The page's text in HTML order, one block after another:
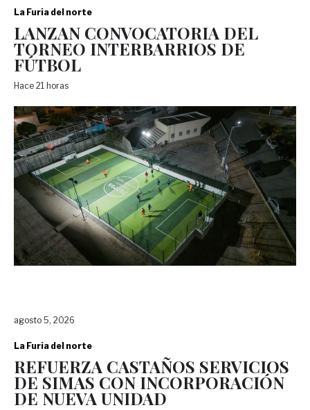
La Furia del norte
LANZAN CONVOCATORIA DEL
TORNEO INTERBARRIOS DE
FÚTBOL
Hace 21 horas
agosto 5, 2026
La Furia del norte
REFUERZA CASTAÑOS SERVICIOS
DE SIMAS CON INCORPORACIÓN
DE NUEVA UNIDAD